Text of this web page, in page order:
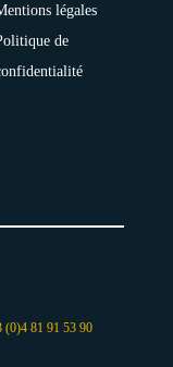
légales
de
(0)4 81 91 53 90